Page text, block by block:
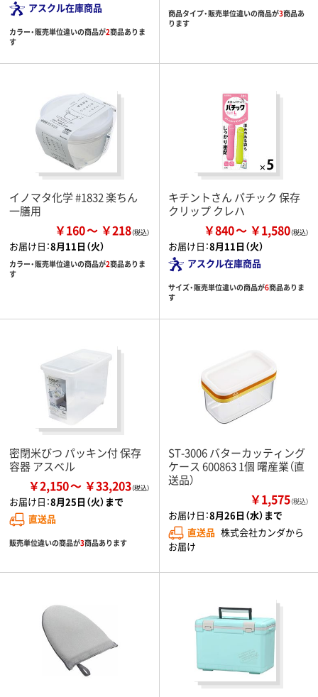
アスクル在庫商品
カラー・販売単位違いの商品が2商品ありま
す
商品タイプ・販売単位違いの商品が3商品あ
ります
イノマタ化学 #1832 楽ちん
一膳用
￥160 ￥218
お届け日：8月11日（火）
カラー・販売単位違いの商品が2商品ありま
す
キチントさん パチック 保存
クリップ クレハ
￥840 ￥1,580
お届け日：8月11日（火）
アスクル在庫商品
サイズ・販売単位違いの商品が6商品ありま
す
密閉米びつ パッキン付 保存
容器 アスベル
￥2,150 ￥33,203
お届け日：8月25日（火）まで
直送品
販売単位違いの商品が3商品あります
ST-3006 バターカッティング
ケース 600863 1個 曙産業（直
送品）
￥1,575（税込）
お届け日：8月26日（水）まで
直送品 株式会社カンダから
お届け